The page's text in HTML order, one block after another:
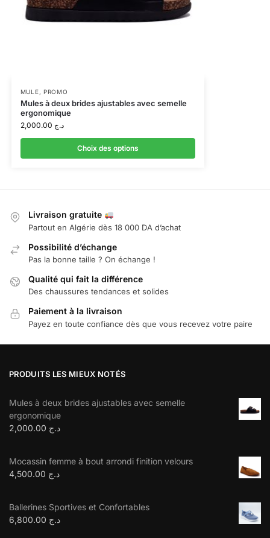
MULE, PROMO
Mules à deux brides ajustables avec semelle
ergonomique
د.ج
Choix des options
Livraison gratuite
Partout en Algérie dès 18 000 DA d’achat
Possibilité d’échange
Pas la bonne taille ? On échange !
Qualité qui fait la différence
Des chaussures tendances et solides
Paiement à la livraison
Payez en toute confiance dès que vous recevez votre paire
PRODUITS LES MIEUX NOTÉS
Mules à deux brides ajustables avec semelle
ergonomique
د.ج
Mocassin femme à bout arrondi finition velours
د.ج
Ballerines Sportives et Confortables
د.ج